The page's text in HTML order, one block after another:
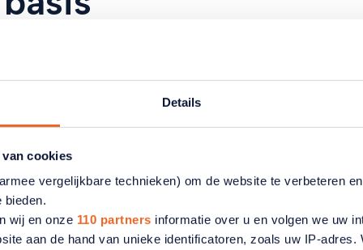
Details
cookies
vergelijkbare technieken) om de website te verbeteren
bieden.
wij en onze 110 partners informatie over u en volgen we uw
aan de hand van unieke identificatoren, zoals uw IP-adres.
"Blijven bewegen is de sleutel tot een fit en
te zijn. Denk aan een dagelijkse wandeling,
Wijzer. Het magazine van ANBO-PCOB wordt